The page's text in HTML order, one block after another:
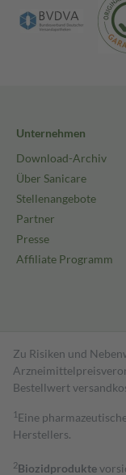
Unternehmen
Download-Archiv
Über Sanicare
Stellenangebote
Partner
Presse
Affiliate Programm
Zu Risiken und
Bestell­wert
1 Eine
Herstellers.
2Biozidprodukte